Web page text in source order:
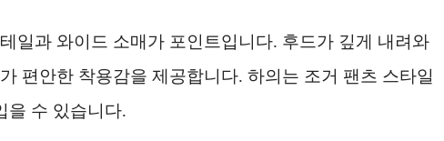
일과 와이드 소매가 포인트입니다. 후드가 깊게 내려와
편안한 착용감을 제공합니다. 하의는 조거 팬츠 스타일
을 수 있습니다.